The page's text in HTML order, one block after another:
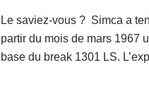
Le saviez-vous ? Simca a
partir du mois de mars 1967
base du break 1301 LS.